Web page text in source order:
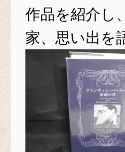
作品を紹介し
家、思い出を